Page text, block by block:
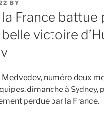
BY
la France battue
belle victoire
Medvedev, numéro deux
dimanche à Sydney,
perdue par la France.